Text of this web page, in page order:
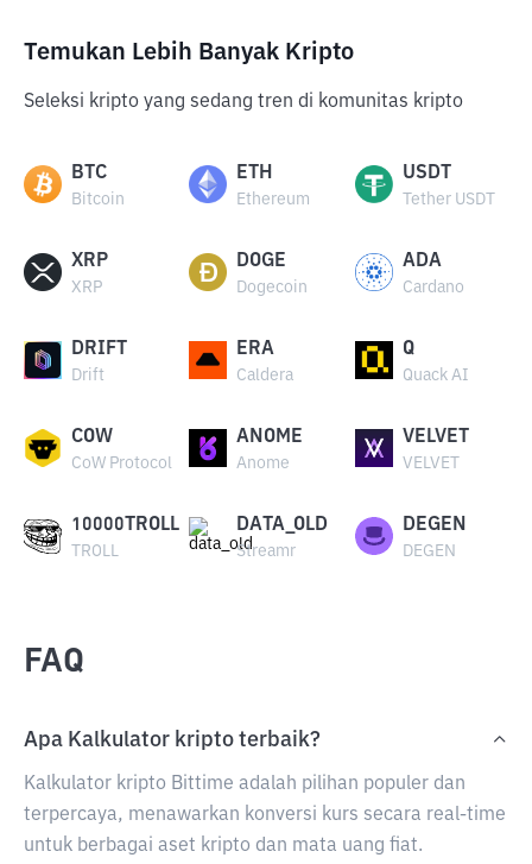
Temukan Lebih Banyak Kripto
Seleksi kripto yang sedang tren di komunitas kripto
BTC
Bitcoin
ETH
Ethereum
USDT
Tether USDT
XRP
XRP
DOGE
Dogecoin
ADA
Cardano
DRIFT
Drift
ERA
Caldera
Q
Quack AI
COW
CoW Protocol
ANOME
Anome
VELVET
VELVET
10000TROLL
TROLL
DATA_OLD
Streamr
DEGEN
DEGEN
FAQ
Apa Kalkulator kripto terbaik?
Kalkulator kripto Bittime adalah pilihan populer dan
terpercaya, menawarkan konversi kurs secara real-time
untuk berbagai aset kripto dan mata uang fiat.